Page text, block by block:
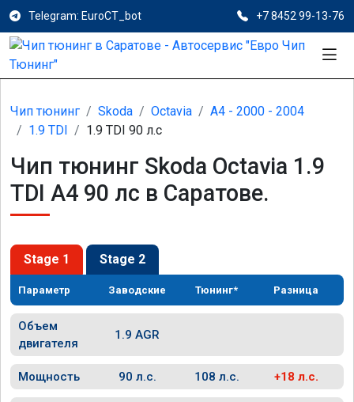
Telegram: EuroCT_bot +7 8452 99-13-76
Чип тюнинг Skoda Octavia
A4 - 2000 - 2004
1.9 TDI
1.9 TDI 90 л.с
Чип тюнинг Skoda Octavia 1.9
TDI A4 90 лс в Саратове.
Stage 1 Stage 2
Параметр Заводские Тюнинг* Разница
Объем
двигателя
1.9 AGR
Мощность 90 л.с. 108 л.с. +18 л.с.